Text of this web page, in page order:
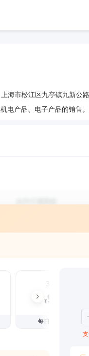
上海市松江区九亭镇九新公
3个月
¥99
每日仅1.08元